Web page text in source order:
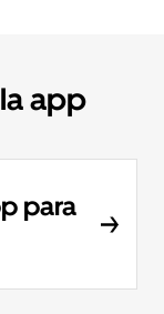
app
para